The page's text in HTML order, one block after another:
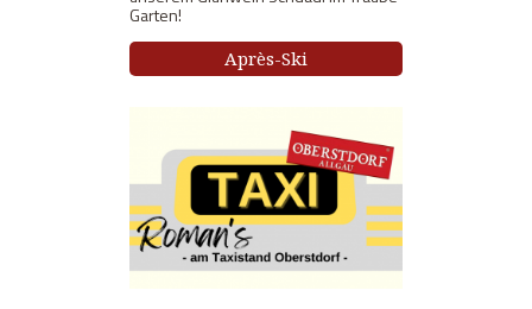
Garten!
Après-Ski